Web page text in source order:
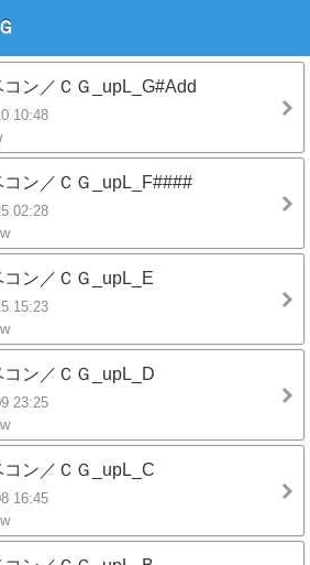
コン／ＣＧ_upL_G#Add
10:48
コン／ＣＧ_upL_F####
02:28
コン／ＣＧ_upL_E
15:23
コン／ＣＧ_upL_D
23:25
コン／ＣＧ_upL_C
16:45